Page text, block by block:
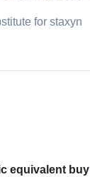
for staxyn
equivalent buy